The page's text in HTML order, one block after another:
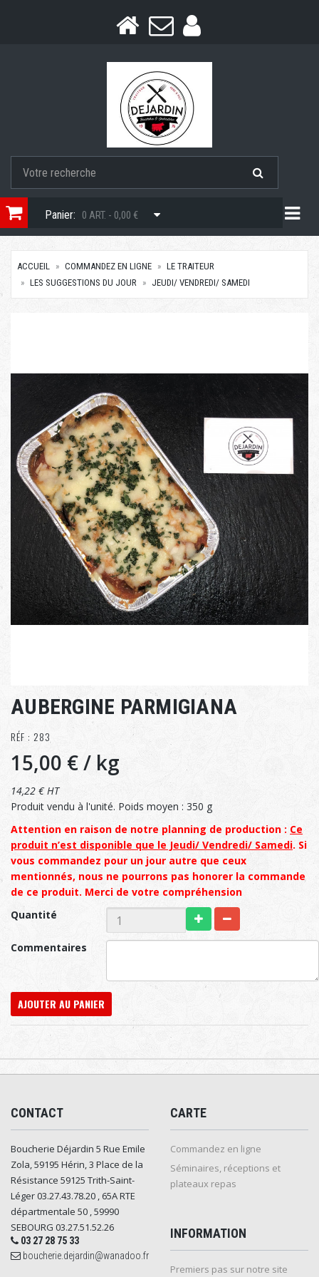
Panier: 0 ART. - 0,00 €
ACCUEIL COMMANDEZ EN LIGNE
LE TRAITEUR
LES SUGGESTIONS DU JOUR
JEUDI/ VENDREDI/ SAMEDI
AUBERGINE PARMIGIANA
RÉF : 283
15,00 €/ kg
14,22 € HT
Produit vendu à l'unité. Poids moyen : 350 g
Attention en raison de notre planning de production : Ce
produit n’est disponible que le Jeudi/ Vendredi/ Samedi. Si
vous commandez pour un jour autre que ceux
mentionnés, nous ne pourrons pas honorer la commande
de ce produit. Merci de votre compréhension
Quantité
Commentaires
AJOUTER AU PANIER
CONTACT
Boucherie Déjardin 5 Rue Emile
Zola, 59195 Hérin, 3 Place de la
Résistance 59125 Trith-Saint-
Léger 03.27.43.78.20 , 65A RTE
départmentale 50 , 59990
SEBOURG 03.27.51.52.26
03 27 28 75 33
boucherie.dejardin@wanadoo.fr
CARTE
Commandez en ligne
Séminaires, réceptions et
plateaux repas
INFORMATION
Premiers pas sur notre site